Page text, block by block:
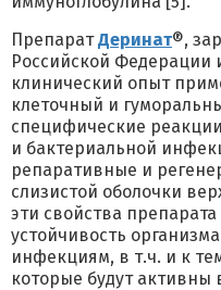
ПрепаратДеринат®,
Российской
клинический опыт
клеточный и
специфические
и бактериальной
репаративные и
слизистой оболочки
эти свойства
устойчивость
инфекциям, в т.ч. и к
которые будут активны